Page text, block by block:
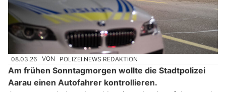
08.03.26 VON POLIZEI.NEWS REDAKTION
Am frühen Sonntagmorgen wollte die Stadtpolizei
Aarau einen Autofahrer kontrollieren.